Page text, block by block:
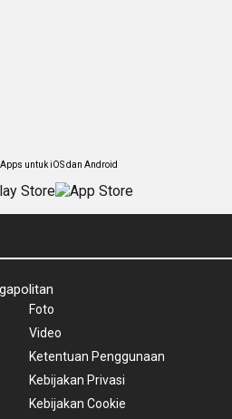
untuk iOS dan Android
Foto
Video
Ketentuan Penggunaan
Kebijakan Privasi
Kebijakan Cookie